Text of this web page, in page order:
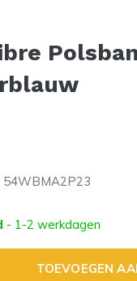
54WBMA2P23
- 1-2 werkdagen
TOEVOEGEN